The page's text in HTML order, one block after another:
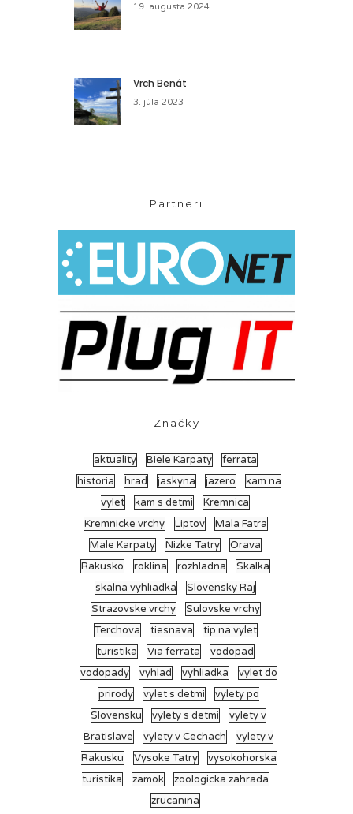
19. augusta 2024
Vrch Benát
3. júla 2023
Partneri
Značky
aktuality Biele Karpaty
ferrata
historia
hrad jaskyna jazero
kam na
vylet
kam s detmi
Kremnica
Kremnicke vrchy
Liptov
Mala Fatra
Male Karpaty
Nizke Tatry
Orava
Rakusko
roklina rozhladna
Skalka
skalna vyhliadka
Slovensky Raj
Strazovske vrchy
Sulovske vrchy
Terchova
tiesnava
tip na vylet
turistika
Via ferrata
vodopad
vodopady
vyhlad vyhliadka
vylet do
prirody
vylet s detmi
vylety po
Slovensku
vylety s detmi
vylety v
Bratislave
vylety v Cechach
vylety v
Rakusku
Vysoke Tatry
vysokohorska
turistika
zamok
zoologicka zahrada
zrucanina